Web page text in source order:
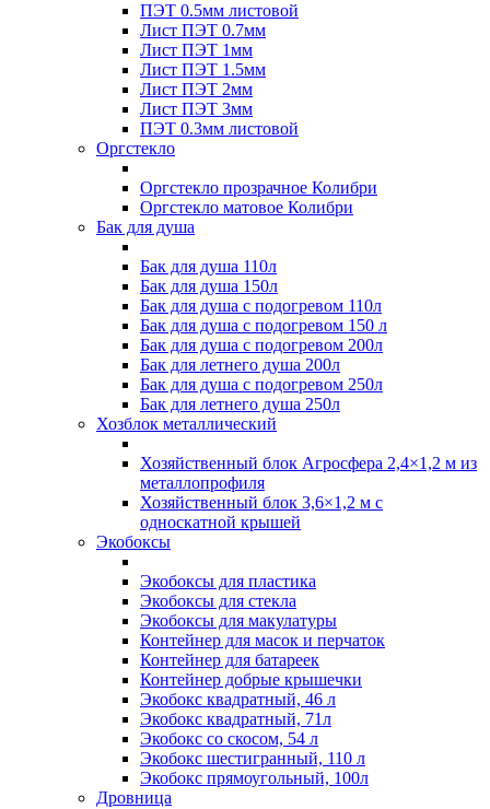
ПЭТ 0.5мм листовой
Лист ПЭТ 0.7мм
Лист ПЭТ 1мм
Лист ПЭТ 1.5мм
Лист ПЭТ 2мм
Лист ПЭТ 3мм
ПЭТ 0.3мм листовой
Оргстекло
Оргстекло прозрачное Колибри
Оргстекло матовое Колибри
Бак для душа
Бак для душа 110л
Бак для душа 150л
Бак для душа с подогревом 110л
Бак для душа с подогревом 150 л
Бак для душа с подогревом 200л
Бак для летнего душа 200л
Бак для душа с подогревом 250л
Бак для летнего душа 250л
Хозблок металлический
Хозяйственный блок Агросфера 2,4×1,2 м из
металлопрофиля
Хозяйственный блок 3,6×1,2 м с
односкатной крышей
Экобоксы
Экобоксы для пластика
Экобоксы для стекла
Экобоксы для макулатуры
Контейнер для масок и перчаток
Контейнер для батареек
Контейнер добрые крышечки
Экобокс квадратный, 46 л
Экобокс квадратный, 71л
Экобокс со скосом, 54 л
Экобокс шестигранный, 110 л
Экобокс прямоугольный, 100л
Дровница